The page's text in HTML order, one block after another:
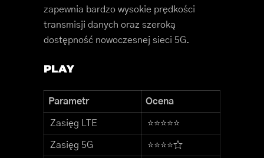
zapewnia bardzo wysokie prędkości
transmisji danych oraz szeroką
dostępność nowoczesnej sieci 5G.
PLAY
Parametr Ocena
Zasięg LTE ⭐⭐⭐⭐⭐
Zasięg 5G ⭐⭐⭐⭐☆